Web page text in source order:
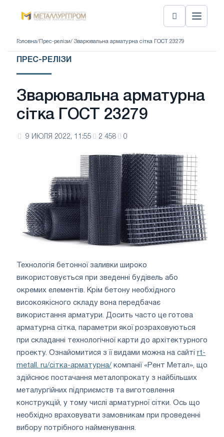
Головна/ Прес-релізи/ Зварювальна арматурна сітка ГОСТ 23279
ПРЕС-РЕЛІЗИ
Зварювальна арматурна
сітка ГОСТ 23279
9 ИЮЛЯ 2022, 11:55 2 458 0
Технологія бетонної заливки широко
використовується при зведенні будівель або
окремих елементів. Крім бетону необхідного
високоякісного складу вона передбачає
використання арматури. Досить часто це готова
арматурна сітка, параметри якої розраховуються
при складанні технологічної карти до архітектурного
проекту. Ознайомитися з її видами можна на сайті rt-
metall. ru/сітка-арматурна/ компанії «Рент Метал», що
здійснює постачання металопрокату з найбільших
металургійних підприємств та виготовлення
конструкцій, у тому числі арматурної сітки. Ось що
необхідно враховувати замовникам при проведенні
вибору потрібного найменування.